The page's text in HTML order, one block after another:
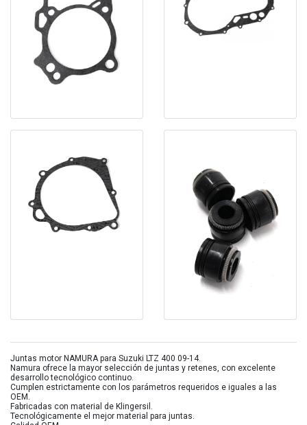
Juntas motor NAMURA para Suzuki LTZ 400 09-14.
Namura ofrece la mayor selección de juntas y retenes, con excelente
desarrollo tecnológico continuo.
Cumplen estrictamente con los parámetros requeridos e iguales a las
OEM.
Fabricadas con material de Klingersil.
Tecnológicamente el mejor material para juntas.